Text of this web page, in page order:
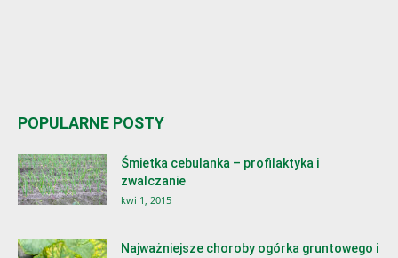
POPULARNE POSTY
Śmietka cebulanka – profilaktyka i
zwalczanie
kwi 1, 2015
Najważniejsze choroby ogórka gruntowego i